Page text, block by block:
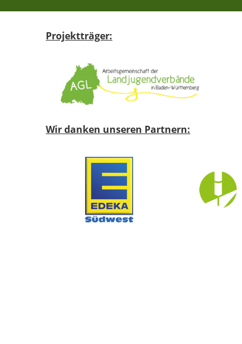
Projektträger:
Wir danken unseren Partnern: